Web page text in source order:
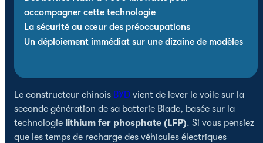
accompagner cette technologie
La sécurité au cœur des préoccupations
Un déploiement immédiat sur une dizaine de modèles
Le constructeur chinois BYD vient de lever le voile sur la
seconde génération de sa batterie Blade, basée sur la
technologie lithium fer phosphate (LFP). Si vous pensiez
que les temps de recharge des véhicules électriques